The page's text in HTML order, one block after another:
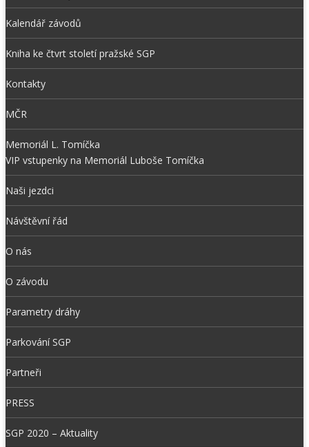
Kalendář závodů
Kniha ke čtvrt století pražské SGP
Kontakty
MČR
Memoriál L. Tomíčka
VIP vstupenky na Memoriál Luboše Tomíčka
Naši jezdci
Návštěvní řád
O nás
O závodu
Parametry dráhy
Parkování SGP
Partneři
PRESS
SGP 2020 – Aktuality